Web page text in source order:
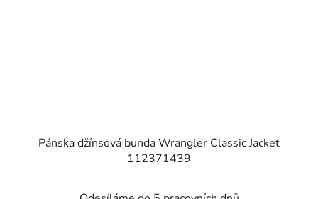
Pánska džínsová bunda Wrangler Classic Jacket
112371439